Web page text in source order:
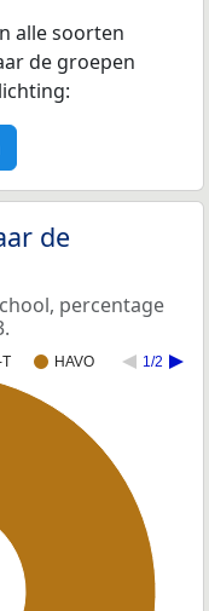
alle soorten
de groepen
de
percentage
HAVO 1/2